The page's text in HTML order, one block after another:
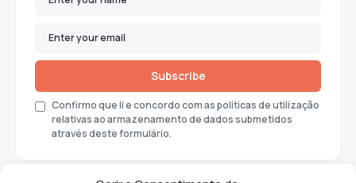
Subscribe
Confirmo que li e concordo com as políticas de utilização
relativas ao armazenamento de dados submetidos
através deste formulário.